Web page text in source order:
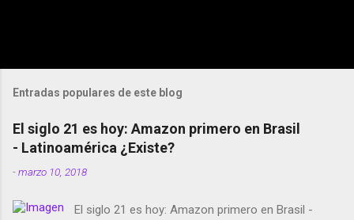
Entradas populares de este blog
El siglo 21 es hoy: Amazon primero en Brasil
- Latinoamérica ¿Existe?
-marzo 10, 2018
El siglo 21 es hoy: Amazon primero en Brasil -